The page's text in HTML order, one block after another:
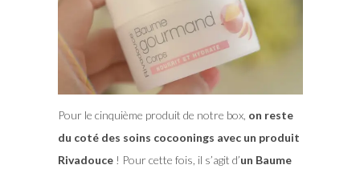
Pour le cinquième produit de notre box, on reste
du coté des soins cocoonings avec un produit
Rivadouce! Pour cette fois, il s’agit d’un Baume